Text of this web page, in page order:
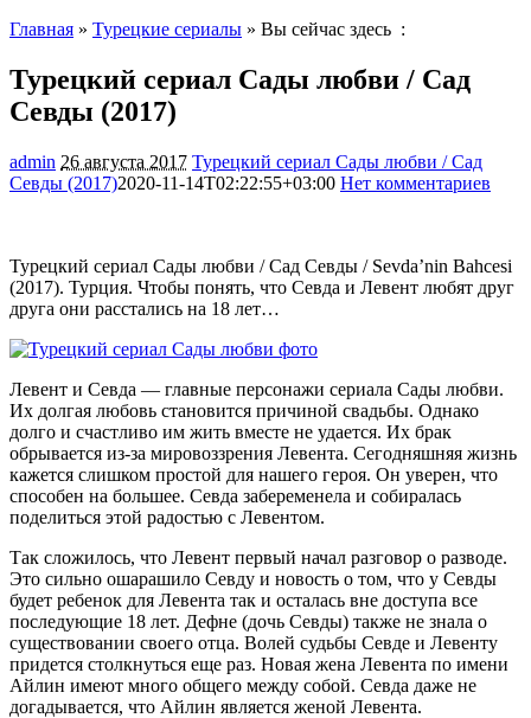
Главная » Турецкие сериалы » Вы сейчас здесь :
Турецкий сериал Сады любви / Сад
Севды (2017)
admin 26 августа 2017 Турецкий сериал Сады любви / Сад
Севды (2017)2020-11-14T02:22:55+03:00 Нет комментариев
Турецкий сериал Сады любви / Сад Севды / Sevda’nin Bahcesi
(2017). Турция. Чтобы понять, что Севда и Левент любят друг
друга они расстались на 18 лет…
Левент и Севда — главные персонажи сериала Сады любви.
Их долгая любовь становится причиной свадьбы. Однако
долго и счастливо им жить вместе не удается. Их брак
обрывается из-за мировоззрения Левента. Сегодняшняя жизнь
кажется слишком простой для нашего героя. Он уверен, что
способен на большее. Севда забеременела и собиралась
поделиться этой радостью с Левентом.
Так сложилось, что Левент первый начал разговор о разводе.
Это сильно ошарашило Севду и новость о том, что у Севды
будет ребенок для Левента так и осталась вне доступа все
последующие 18 лет. Дефне (дочь Севды) также не знала о
существовании своего отца. Волей судьбы Севде и Левенту
придется столкнуться еще раз. Новая жена Левента по имени
Айлин имеют много общего между собой. Севда даже не
догадывается, что Айлин является женой Левента.